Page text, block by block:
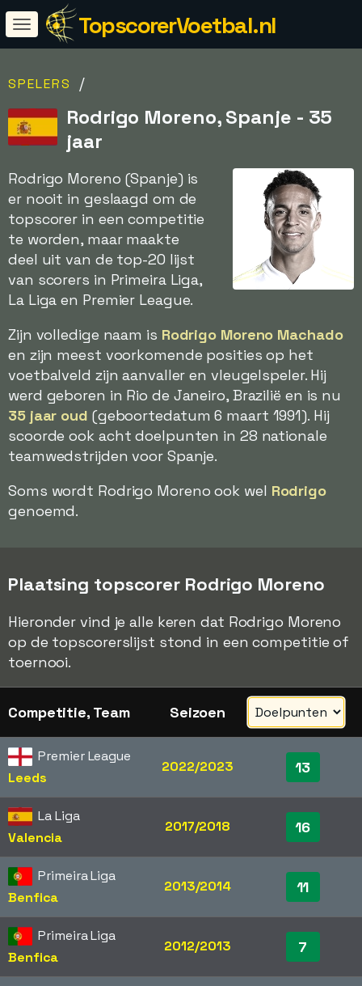
TopscorerVoetbal.nl
SPELERS /
Rodrigo Moreno, Spanje - 35
jaar
Rodrigo Moreno (Spanje) is
er nooit in geslaagd om de
topscorer in een competitie
te worden, maar maakte
deel uit van de top-20 lijst
van scorers in Primeira Liga,
La Liga en Premier League.
Zijn volledige naam is Rodrigo Moreno Machado
en zijn meest voorkomende posities op het
voetbalveld zijn aanvaller en vleugelspeler. Hij
werd geboren in Rio de Janeiro, Brazilië en is nu
35 jaar oud (geboortedatum 6 maart 1991). Hij
scoorde ook acht doelpunten in 28 nationale
teamwedstrijden voor Spanje.
Soms wordt Rodrigo Moreno ook wel Rodrigo
genoemd.
Plaatsing topscorer Rodrigo Moreno
Hieronder vind je alle keren dat Rodrigo Moreno
op de topscorerslijst stond in een competitie of
toernooi.
Competitie, Team Seizoen
Premier League
Leeds
2022/2023 13
La Liga
Valencia
2017/2018 16
Primeira Liga
Benfica
2013/2014 11
Primeira Liga
Benfica
2012/2013 7